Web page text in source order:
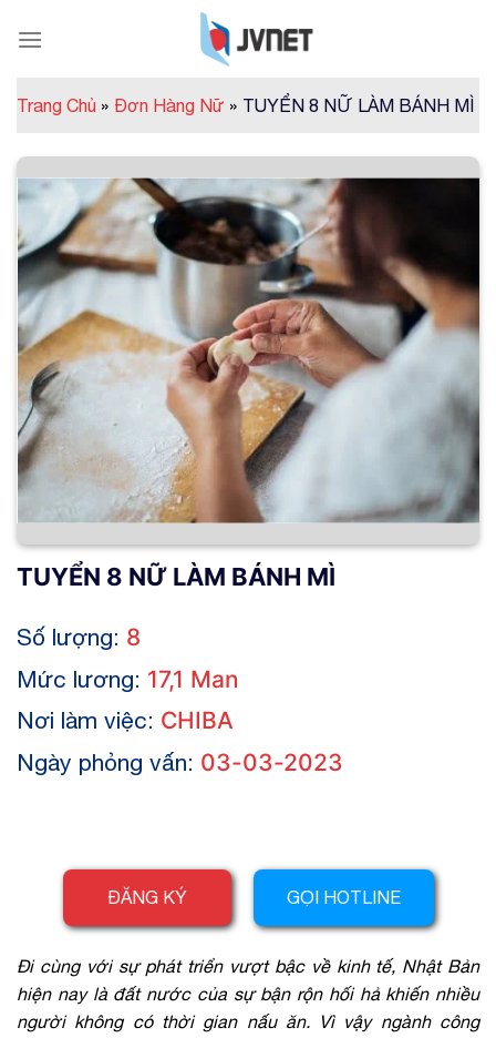
Trang Chủ » Đơn Hàng Nữ » TUYỂN 8 NỮ LÀM BÁNH MÌ
TUYỂN 8 NỮ LÀM BÁNH MÌ
Số lượng: 8
Mức lương: 17,1 Man
Nơi làm việc: CHIBA
Ngày phỏng vấn: 03-03-2023
ĐĂNG KÝ GỌI HOTLINE
Đi cùng với sự phát triển vượt bậc về kinh tế, Nhật Bản
hiện nay là đất nước của sự bận rộn hối hả khiến nhiều
người không có thời gian nấu ăn. Vì vậy ngành công